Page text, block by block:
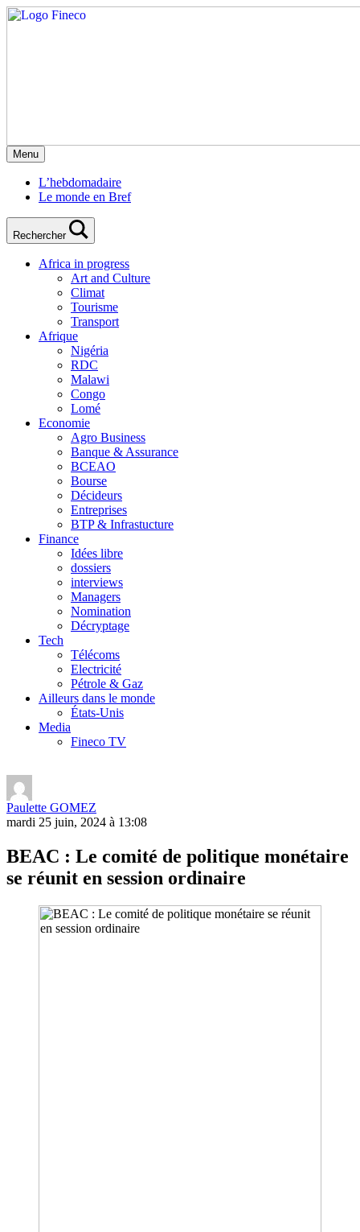
Menu
L’hebdomadaire
Le monde en Bref
Rechercher
Africa in progress
Art and Culture
Climat
Tourisme
Transport
Afrique
Nigéria
RDC
Malawi
Congo
Lomé
Economie
Agro Business
Banque & Assurance
BCEAO
Bourse
Décideurs
Entreprises
BTP & Infrastucture
Finance
Idées libre
dossiers
interviews
Managers
Nomination
Décryptage
Tech
Télécoms
Electricité
Pétrole & Gaz
Ailleurs dans le monde
États-Unis
Media
Fineco TV
Paulette GOMEZ
mardi 25 juin, 2024 à 13:08
BEAC : Le comité de politique monétaire
se réunit en session ordinaire